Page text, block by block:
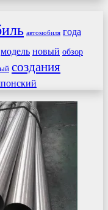
автомобиля года
модель новый обзор
создания